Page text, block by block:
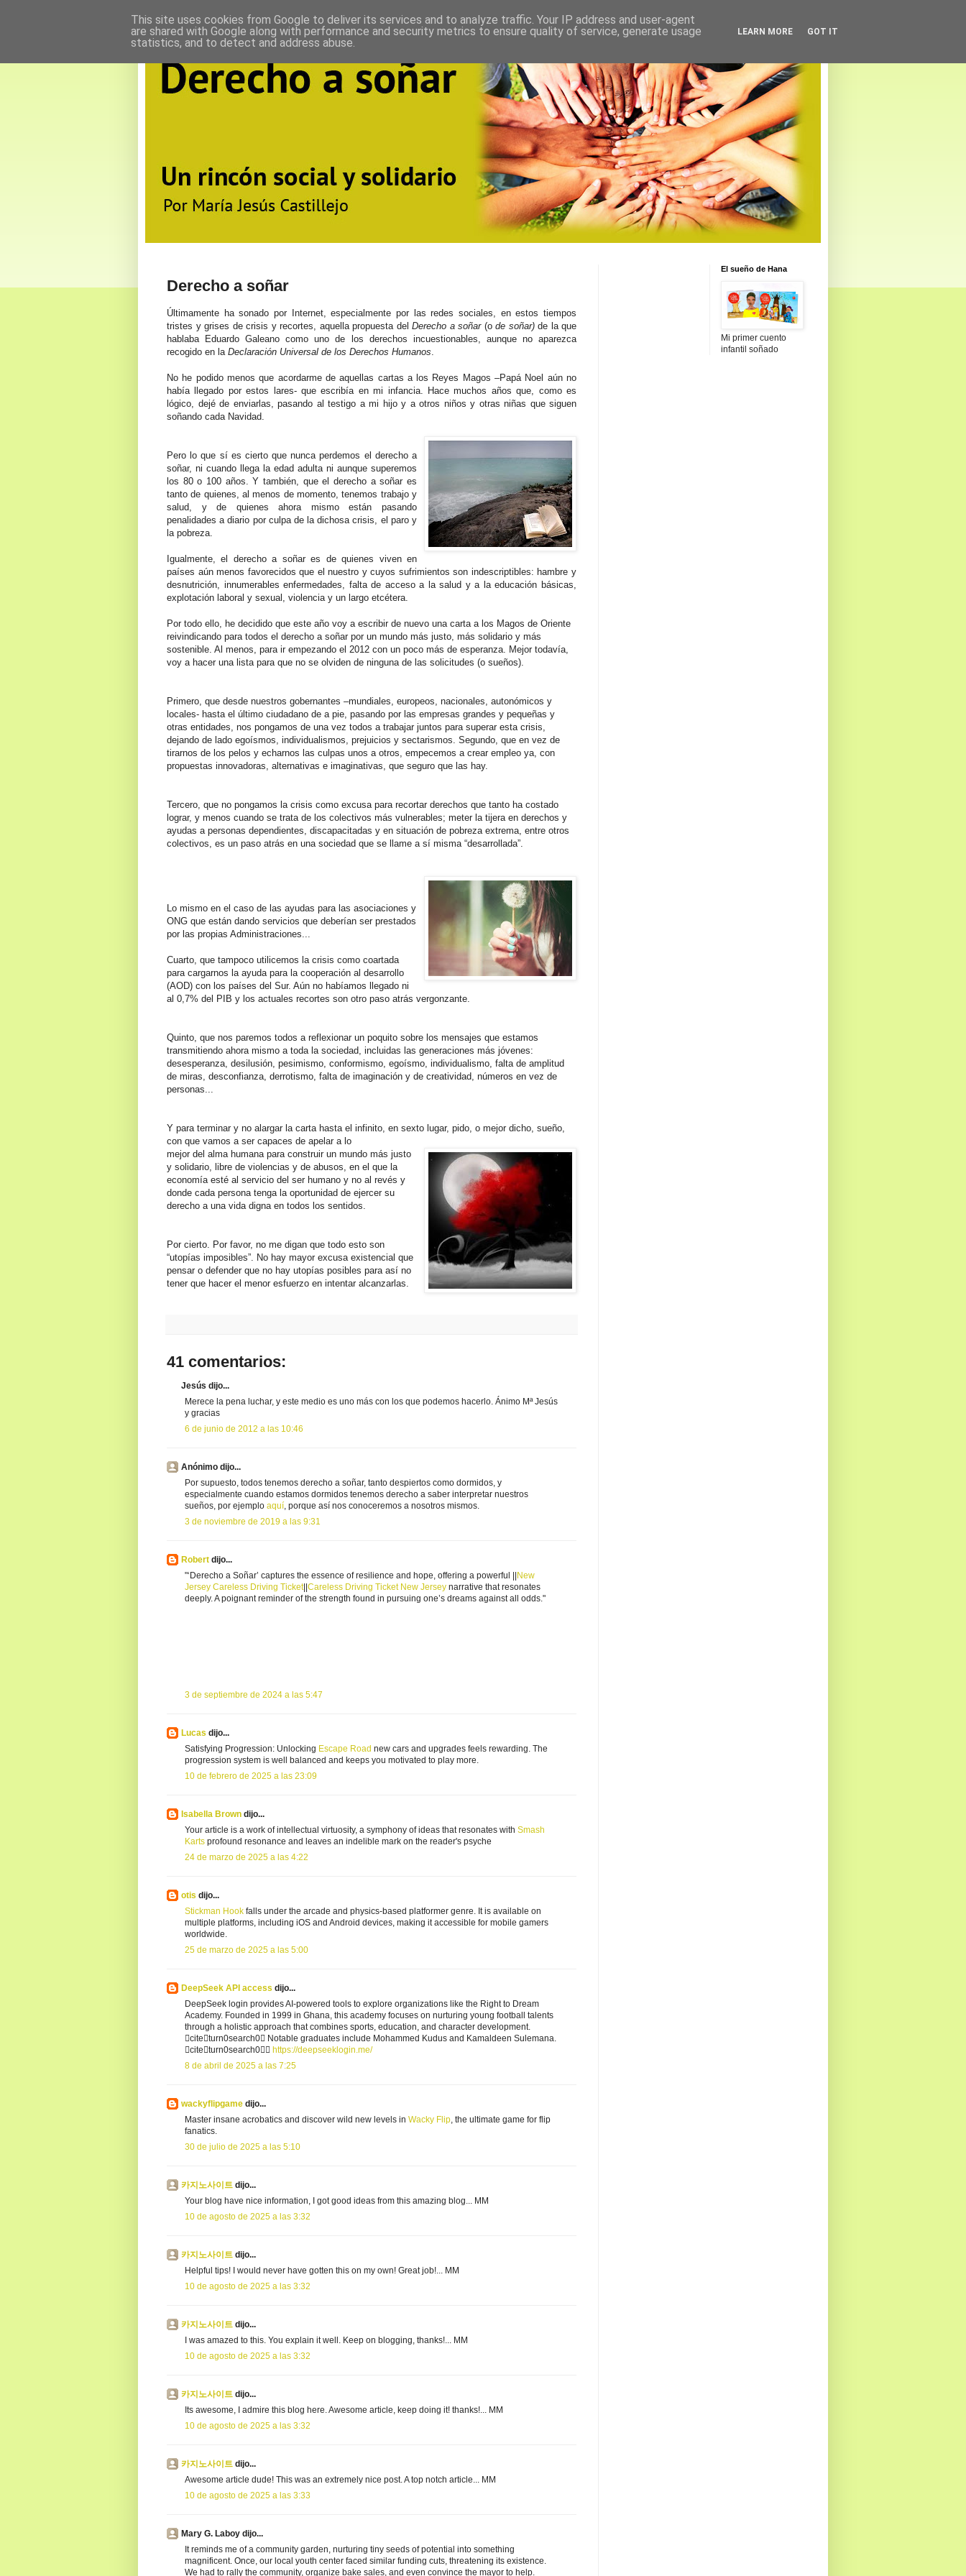
Derecho a soñar
Últimamente ha sonado por Internet, especialmente por las redes sociales, en estos tiempos
tristes y grises de crisis y recortes, aquella propuesta del Derecho a soñar (o de soñar) de la que
hablaba Eduardo Galeano como uno de los derechos incuestionables, aunque no aparezca
recogido en la Declaración Universal de los Derechos Humanos
No he podido menos que acordarme de aquellas cartas a los Reyes Magos –Papá Noel aún no
había llegado por estos lares- que escribía en mi infancia. Hace muchos años que, como es
lógico, dejé de enviarlas, pasando al testigo a mi hijo y a otros niños y otras niñas que siguen
soñando cada Navidad.
Pero lo que sí es cierto que nunca perdemos el derecho a
soñar, ni cuando llega la edad adulta ni aunque superemos
los 80 o 100 años. Y también, que el derecho a soñar es
tanto de quienes, al menos de momento, tenemos trabajo y
salud, y de quienes ahora mismo están pasando
penalidades a diario por culpa de la dichosa crisis, el paro y
la pobreza.
Igualmente, el derecho a soñar es dequienes viven en
países aún menos favorecidos que el nuestro y cuyos sufrimientos son indescriptibles: hambre y
desnutrición, innumerables enfermedades, falta de acceso a la salud y a la educación básicas,
explotación laboral y sexual, violencia y un largo etcétera.
Por todo ello, he decidido que este año voy a escribir de nuevo una carta a los Magos de Oriente
reivindicando para todos el derecho a soñar por un mundo más justo, más solidario y más
sostenible. Al menos, para ir empezando el 2012 con un poco más de esperanza. Mejor todavía,
voy a hacer una lista para que no se olviden de ninguna de las solicitudes (o sueños).
Primero, que desde nuestros gobernantes –mundiales, europeos, nacionales, autonómicos y
locales- hasta el último ciudadano de a pie, pasando por las empresas grandes y pequeñas y
otras entidades, nos pongamos de una vez todos a trabajar juntos para superar esta crisis,
dejando de lado egoísmos, individualismos, prejuicios y sectarismos. Segundo, que en vez de
tirarnos de los pelos y echarnos las culpas unos a otros, empecemos a crear empleo ya, con
propuestas innovadoras, alternativas e imaginativas, que seguro que las hay.
Tercero, que no pongamos la crisis como excusa para recortar derechos que tanto ha costado
lograr, y menos cuando se trata de los colectivos más vulnerables; meter la tijera en derechos y
ayudas a personas dependientes, discapacitadas y en situación de pobreza extrema, entre otros
colectivos, es un paso atrás en una sociedad que se llame a sí misma “desarrollada”.
Lo mismo en el caso de las ayudas para las asociaciones y
ONG que están dando servicios que deberían ser prestados
por las propias Administraciones...
Cuarto, que tampoco utilicemos la crisis como coartada
para cargarnos la ayuda para la cooperación al desarrollo
(AOD) con los países del Sur. Aún no habíamos llegado ni
al 0,7% del PIB y los actuales recortes son otro paso atrás vergonzante.
Quinto, que nos paremos todos a reflexionar un poquito sobre los mensajes que estamos
transmitiendo ahora mismo a toda la sociedad, incluidas las generaciones más jóvenes:
desesperanza, desilusión, pesimismo, conformismo, egoísmo, individualismo, falta de amplitud
de miras, desconfianza, derrotismo, falta de imaginación y de creatividad, números en vez de
personas...
Y para terminar y no alargar la carta hasta el infinito, en sexto lugar, pido, o mejor dicho, sueño,
con que vamos a ser capaces de apelar a lo
mejor del alma humana para construir un mundo más justo
y solidario, libre de violencias y de abusos, en el que la
economía esté al servicio del ser humano y no al revés y
donde cada persona tenga la oportunidad de ejercer su
derecho a una vida digna en todos los sentidos.
Por cierto. Por favor, no me digan que todo esto son
“utopías imposibles”. No hay mayor excusa existencial que
pensar o defender que no hay utopías posibles para así no
tener que hacer el menor esfuerzo en intentar alcanzarlas.
41 comentarios:
Jesús dijo...
Merece la pena luchar, y este medio es uno más con los que podemos hacerlo. Ánimo Mª Jesús
y gracias
6 de junio de 2012 a las 10:46
Anónimo dijo...
Por supuesto, todos tenemos derecho a soñar, tanto despiertos como dormidos, y
especialmente cuando estamos dormidos tenemos derecho a saber interpretar nuestros
sueños, por ejemplo aquí , porque así nos conoceremos a nosotros mismos.
3 de noviembre de 2019 a las 9:31
Robert dijo...
"‘Derecho a Soñar’ captures the essence of resilience and hope, offering a powerful ||New
Jersey Careless Driving Ticket||Careless Driving Ticket New Jersey narrative that resonates
deeply. A poignant reminder of the strength found in pursuing one’s dreams against all odds."
3 de septiembre de 2024 a las 5:47
Lucas dijo...
Satisfying Progression: Unlocking Escape Road new cars and upgrades feels rewarding. The
progression system is well balanced and keeps you motivated to play more.
10 de febrero de 2025 a las 23:09
Isabella Brown dijo...
Your article is a work of intellectual virtuosity, a symphony of ideas that resonates with Smash
Karts profound resonance and leaves an indelible mark on the reader's psyche
24 de marzo de 2025 a las 4:22
otis dijo...
Stickman Hook falls under the arcade and physics-based platformer genre. It is available on
multiple platforms, including iOS and Android devices, making it accessible for mobile gamers
worldwide.
25 de marzo de 2025 a las 5:00
DeepSeek API access dijo...
DeepSeek login provides AI-powered tools to explore organizations like the Right to Dream
Academy. Founded in 1999 in Ghana, this academy focuses on nurturing young football talents
through a holistic approach that combines sports, education, and character development.
citeturn0search0 Notable graduates include Mohammed Kudus and Kamaldeen Sulemana.
citeturn0search0 https://deepseeklogin.me/
8 de abril de 2025 a las 7:25
wackyflipgame dijo...
Master insane acrobatics and discover wild new levels in Wacky Flip , the ultimate game for flip
fanatics.
30 de julio de 2025 a las 5:10
카지노사이트 dijo...
Your blog have nice information, I got good ideas from this amazing blog... MM
10 de agosto de 2025 a las 3:32
카지노사이트 dijo...
Helpful tips! I would never have gotten this on my own! Great job!... MM
10 de agosto de 2025 a las 3:32
카지노사이트 dijo...
I was amazed to this. You explain it well. Keep on blogging, thanks!... MM
10 de agosto de 2025 a las 3:32
카지노사이트 dijo...
Its awesome, I admire this blog here. Awesome article, keep doing it! thanks!... MM
10 de agosto de 2025 a las 3:32
카지노사이트 dijo...
Awesome article dude! This was an extremely nice post. A top notch article... MM
10 de agosto de 2025 a las 3:33
Mary G. Laboy dijo...
It reminds me of a community garden, nurturing tiny seeds of potential into something
magnificent. Once, our local youth center faced similar funding cuts, threatening its existence.
We had to rally the community, organize bake sales, and even convince the mayor to help.
El sueño de Hana
Mi primer cuento
infantil soñado
This site uses cookies from Google to deliver its services and to analyze traffic. Your IP address and user-agent
are shared with Google along with performance and security metrics to ensure quality of service, generate usage
statistics, and to detect and address abuse.
LEARN MORE GOT IT